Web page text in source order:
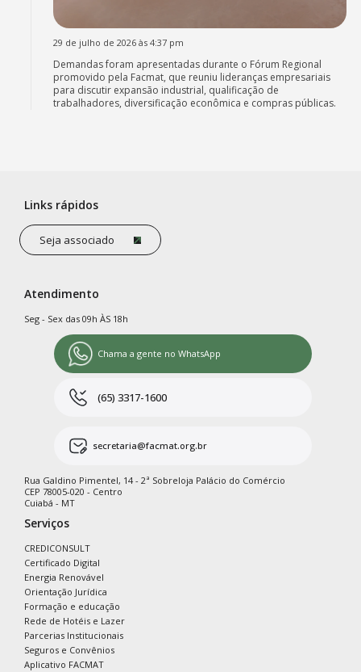
29 de julho de 2026 às 4:37 pm
Demandas foram apresentadas durante o Fórum Regional
promovido pela Facmat, que reuniu lideranças empresariais
para discutir expansão industrial, qualificação de
trabalhadores, diversificação econômica e compras públicas.
Links rápidos
Seja associado
Atendimento
Seg - Sex das 09h ÀS 18h
Chama a gente no WhatsApp
(65) 3317-1600
secretaria@facmat.org.br
Rua Galdino Pimentel, 14 - 2ª Sobreloja Palácio do Comércio
CEP 78005-020 - Centro
Cuiabá - MT
Serviços
CREDICONSULT
Certificado Digital
Energia Renovável
Orientação Jurídica
Formação e educação
Rede de Hotéis e Lazer
Parcerias Institucionais
Seguros e Convênios
Aplicativo FACMAT